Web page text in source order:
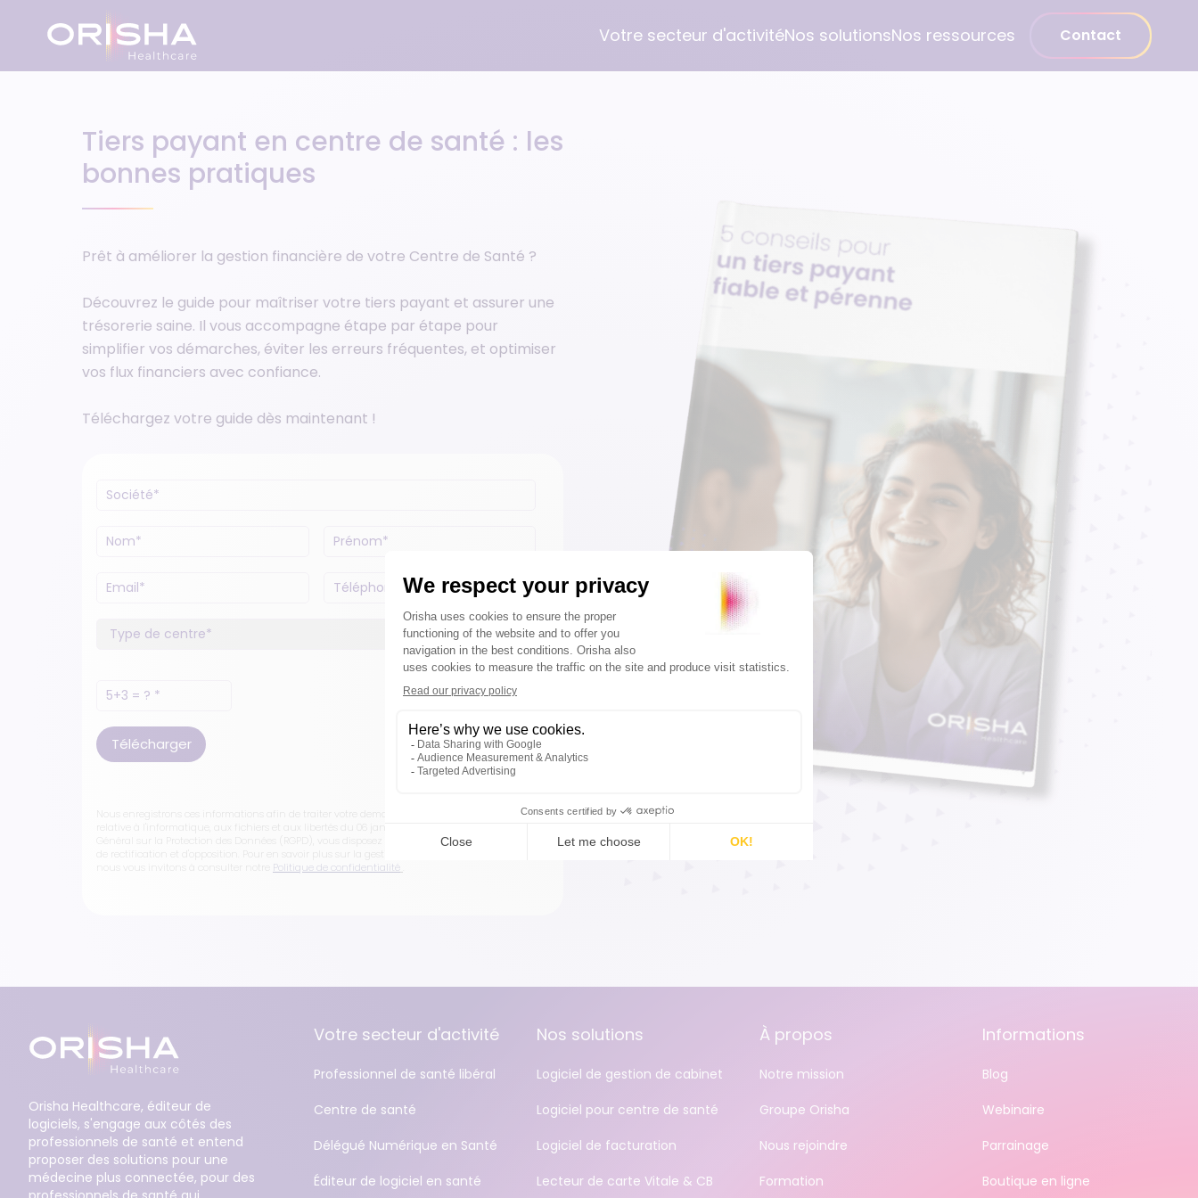
Aller au contenu
Votre secteur d'activité
Professionnel de santé Médecins
Cabinet pluridisciplinaire
Pédiatre
Dentiste
Maison de santé
Éditeur de logiciel en santé
Délégué Numérique en Santé
Nos solutions
Logiciel de gestion de cabinet Logiciel Gestion Cabinet
Logiciel de Maison de santé
Logiciel de facturation
Lecteur de carte Vitale et CB
Nos ressources
L'entreprise L'entreprise
Formation
Nous rejoindre
Parrainage
Livre blanc
Webinaire
Assistance
Contact
Tiers payant en centre de santé : les
bonnes pratiques
Prêt à améliorer la gestion financière de votre Centre de Santé ?
Découvrez le guide pour maîtriser votre tiers payant et assurer une
trésorerie saine. Il vous accompagne étape par étape pour
simplifier vos démarches, éviter les erreurs fréquentes, et optimiser
vos flux financiers avec confiance.
Téléchargez votre guide dès maintenant !
Télécharger
Nous enregistrons ces informations afin de traiter votre demande. Conformément à la loi
relative à l'informatique, aux fichiers et aux libertés du 06 janvier 1978, ainsi qu'au Règlement
Général sur la Protection des Données (RGPD), vous disposez notamment d'un droit d'accès,
de rectification et d'opposition. Pour en savoir plus sur la gestion de vos données et vos droits,
nous vous invitons à consulter notre Politique de confidentialité
Orisha Healthcare, éditeur de
logiciels, s'engage aux côtés des
professionnels de santé et entend
proposer des solutions pour une
médecine plus connectée, pour des
Votre secteur d'activité
Professionnel de santé libéral
Centre de santé
Délégué Numérique en Santé
Éditeur de logiciel en santé
Nos solutions
Logiciel de gestion de cabinet
Logiciel pour centre de santé
Logiciel de facturation
Lecteur de carte Vitale & CB
À propos
Notre mission
Groupe Orisha
Nous rejoindre
Formation
Informations
Blog
Webinaire
Parrainage
Boutique en ligne